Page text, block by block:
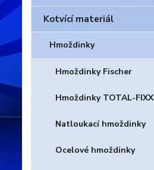
Kotvící materiál
Hmoždinky
Hmoždinky Fischer
Hmoždinky TOTAL-FIXX
Natloukací hmoždinky
Ocelové hmoždinky